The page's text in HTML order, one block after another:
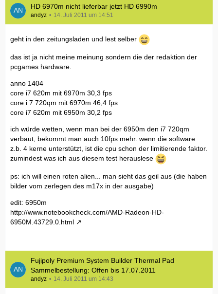
HD 6970m nicht lieferbar jetzt HD 6990m
andyz 14. Juli 2011 um 14:51
geht in den zeitungsladen und lest selber
das ist ja nicht meine meinung sondern die der redaktion der
pcgames hardware.
anno 1404
core i7 620m mit 6970m 30,3 fps
core i 7 720qm mit 6970m 46,4 fps
core i7 620m mit 6950m 30,2 fps
ich würde wetten, wenn man bei der 6950m den i7 720qm
verbaut, bekommt man auch 10fps mehr. wenn die software
z.b. 4 kerne unterstützt, ist die cpu schon der limitierende faktor.
zumindest was ich aus diesem test herauslese
ps: ich will einen roten alien... man sieht das geil aus (die haben
bilder vom zerlegen des m17x in der ausgabe)
edit: 6950m
http://www.notebookcheck.com/AMD-Radeon-HD-
6950M.43729.0.html
Fujipoly Premium System Builder Thermal Pad
Sammelbestellung: Offen bis 17.07.2011
andyz 14. Juli 2011 um 14:43